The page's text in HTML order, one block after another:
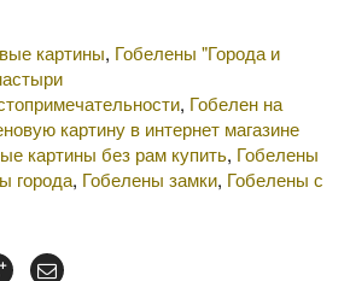
картины, Гобелены "Города и
, Гобелен на
картину в интернет магазине
картины без рам купить, Гобелены
города, Гобелены замки, Гобелены с